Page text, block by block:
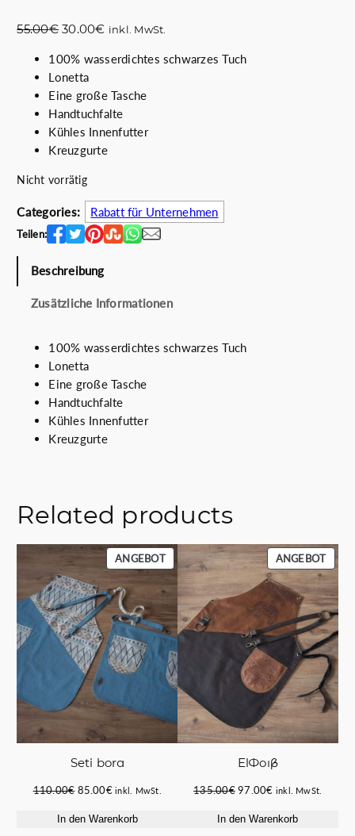
55.00€ U
s
p
r
ü
n
g
c
h
e
r
r
s
w
a
r
:
5
0
30.00€A
t
e
l
l
e
r
e
i
s
3
.
0
0
€
inkl. MwSt.
100% wasserdichtes schwarzes Tuch
Lonetta
Eine große Tasche
Handtuchfalte
Kühles Innenfutter
Kreuzgurte
Nicht vorrätig
Categories: Rabatt für Unternehmen
Teilen:
Beschreibung
Zusätzliche Informationen
100% wasserdichtes schwarzes Tuch
Lonetta
Eine große Tasche
Handtuchfalte
Kühles Innenfutter
Kreuzgurte
Related products
ANGEBOTPRODUKT
IM
ANGEBOT
Seti bora
110.00€ Ursprünglicher
war:
85.00€Aktueller
ist:
inkl. MwSt.
In den Warenkorb
ANGEBOT
IM
ElΦοιβ
135.00€Ursprünglicher
war:
97.00€ Aktueller
ist:
inkl. MwSt.
In den Warenkorb